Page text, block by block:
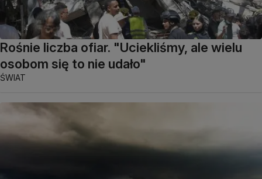
Rośnie liczba ofiar. "Uciekliśmy, ale wielu
osobom się to nie udało"
ŚWIAT